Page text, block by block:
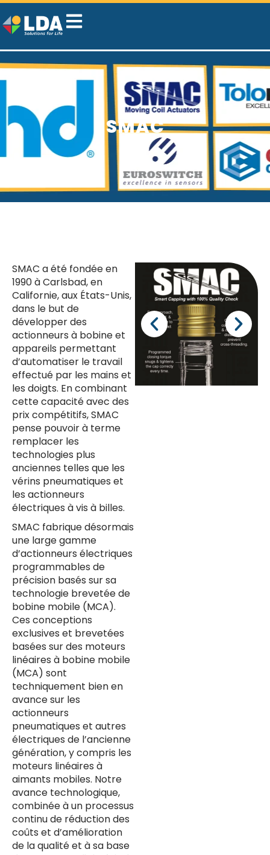
SMAC
SMAC a été fondée en
1990 à Carlsbad, en
Californie, aux États-Unis,
dans le but de
développer des
actionneurs à bobine et
appareils permettant
d’automatiser le travail
effectué par les mains et
les doigts. En combinant
cette capacité avec des
prix compétitifs, SMAC
pense pouvoir à terme
remplacer les
technologies plus
anciennes telles que les
vérins pneumatiques et
les actionneurs
électriques à vis à billes.
SMAC fabrique désormais
une large gamme
d’actionneurs électriques
programmables de
précision basés sur sa
technologie brevetée de
bobine mobile (MCA).
Ces conceptions
exclusives et brevetées
basées sur des moteurs
linéaires à bobine mobile
(MCA) sont
techniquement bien en
avance sur les
actionneurs
pneumatiques et autres
électriques de l’ancienne
génération, y compris les
moteurs linéaires à
aimants mobiles. Notre
avance technologique,
combinée à un processus
continu de réduction des
coûts et d’amélioration
de la qualité et à sa base